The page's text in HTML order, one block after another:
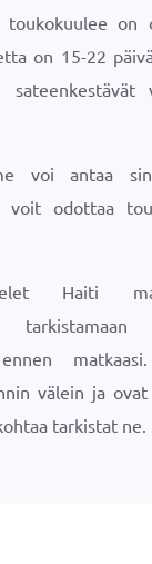
toukokuulee on
on 15-22
voi antaa
voit odottaa
Haiti
välein ja
tarkistat ne.